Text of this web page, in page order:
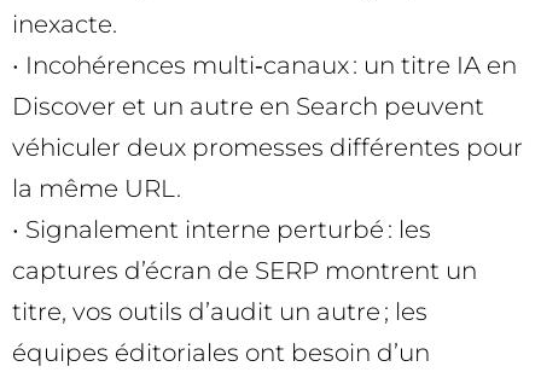
inexacte.
• Incohérences multi‑canaux : un titre IA en
Discover et un autre en Search peuvent
véhiculer deux promesses différentes pour
la même URL.
• Signalement interne perturbé : les
captures d’écran de SERP montrent un
titre, vos outils d’audit un autre ; les
équipes éditoriales ont besoin d’un